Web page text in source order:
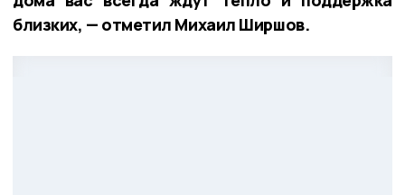
близких, — отметил Михаил Ширшов.